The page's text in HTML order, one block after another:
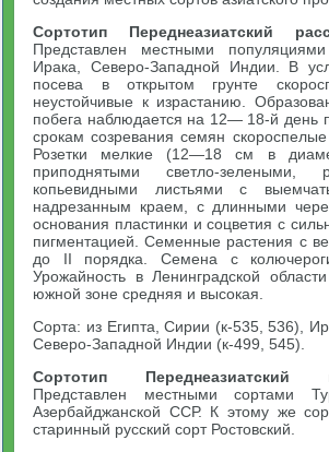
Сортотип Переднеазиатский
Представлен местными
Ирака, Северо-Западной Индии. В
посева в открытом грунте
неустойчивые к израстанию.
побега наблюдается на 12— 18-й день
срокам созревания семян
Розетки мелкие (12—18 см в
приподнятыми светло-зелеными,
копьевидными листьями с
надрезанным краем, с длинными
основания пластинки и соцветия с
пигментацией. Семенные растения с
до II порядка. Семена с
Урожайность в Ленинградской
южной зоне средняя и высокая.
Сорта: из Египта, Сирии (к-535, 536),
Северо-Западной Индии (к-499, 545).
Сортотип Переднеазиатский
Представлен местными сортами
Азербайджанской ССР. К этому же
старинный русский сорт Ростовский.